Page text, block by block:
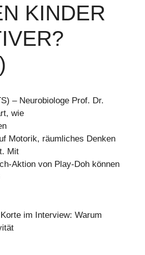
KINDER
– Neurobiologe Prof. Dr.
wie
Motorik, räumliches Denken
Mit
Aktion von Play-Doh können
im Interview: Warum